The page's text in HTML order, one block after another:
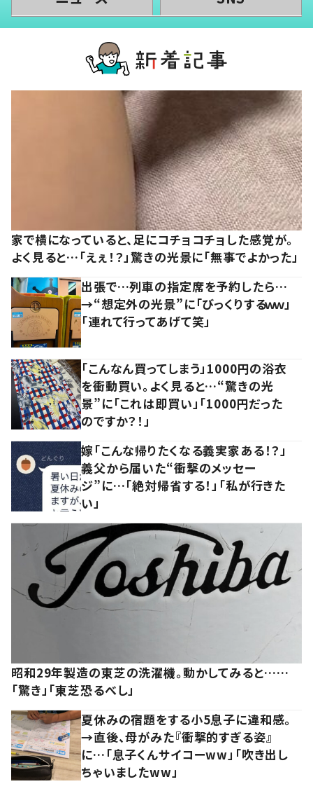
家で横になっていると、足にコチョコチョした感覚が。
よく見ると…「えぇ！？」驚きの光景に「無事でよかった」
出張で…列車の指定席を予約したら…
→“想定外の光景”に「びっくりするｗｗ」
「連れて行ってあげて笑」
「こんなん買ってしまう」1000円の浴衣
を衝動買い。よく見ると…“驚きの光
景”に「これは即買い」「1000円だった
のですか？！」
嫁「こんな帰りたくなる義実家ある！？」
義父から届いた“衝撃のメッセー
ジ”に…「絶対帰省する！」「私が行きた
い」
昭和29年製造の東芝の洗濯機。動かしてみると……
「驚き」「東芝恐るべし」
夏休みの宿題をする小5息子に違和感。
→直後、母がみた『衝撃的すぎる姿』
に…「息子くんサイコーww」「吹き出し
ちゃいましたww」